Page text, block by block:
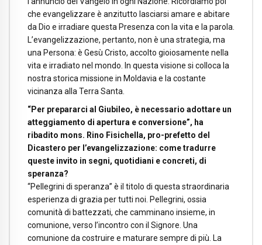
che evangelizzare è anzitutto lasciarsi amare e abitare
da Dio e irradiare questa Presenza con la vita e la parola.
L’evangelizzazione, pertanto, non è una strategia, ma
una Persona: è Gesù Cristo, accolto gioiosamente nella
vita e irradiato nel mondo. In questa visione si colloca la
nostra storica missione in Moldavia e la costante
vicinanza alla Terra Santa.
“Per prepararci al Giubileo, è necessario adottare un
atteggiamento di apertura e conversione”, ha
ribadito mons. Rino Fisichella, pro-prefetto del
Dicastero per l’evangelizzazione: come tradurre
queste invito in segni, quotidiani e concreti, di
speranza?
“Pellegrini di speranza” è il titolo di questa straordinaria
esperienza di grazia per tutti noi. Pellegrini, ossia
comunità di battezzati, che camminano insieme, in
comunione, verso l’incontro con il Signore. Una
comunione da costruire e maturare sempre di più. La